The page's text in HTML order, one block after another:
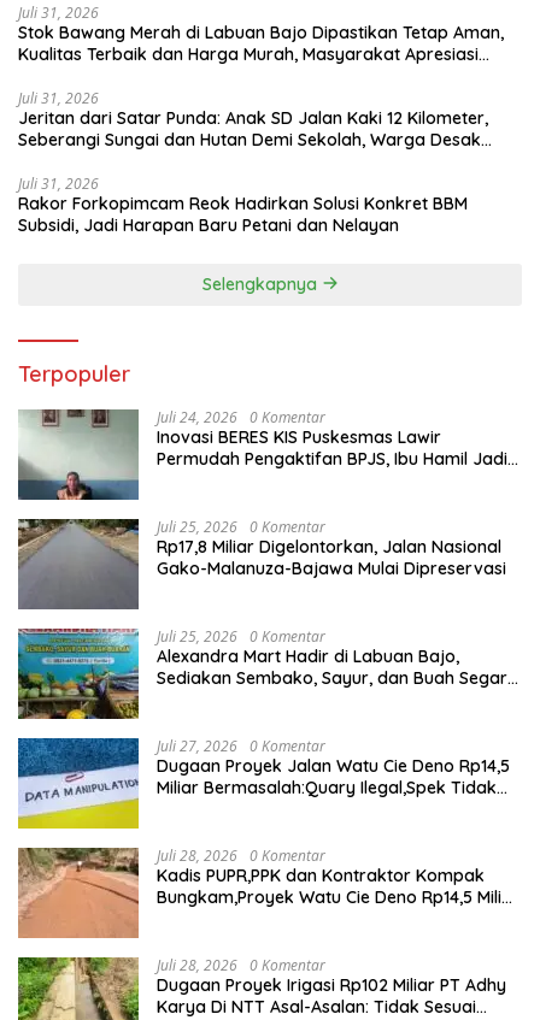
Juli 31, 2026
Stok Bawang Merah di Labuan Bajo Dipastikan Tetap Aman,
Kualitas Terbaik dan Harga Murah, Masyarakat Apresiasi
Juli 31, 2026
Jeritan dari Satar Punda: Anak SD Jalan Kaki 12 Kilometer,
Seberangi Sungai dan Hutan Demi Sekolah, Warga Desak
Juli 31, 2026
Rakor Forkopimcam Reok Hadirkan Solusi Konkret BBM
Subsidi, Jadi Harapan Baru Petani dan Nelayan
Selengkapnya
Terpopuler
Juli 24, 2026 0 Komentar
Inovasi BERES KIS Puskesmas Lawir
Permudah Pengaktifan BPJS, Ibu Hamil Jadi
Juli 25, 2026 0 Komentar
Rp17,8 Miliar Digelontorkan, Jalan Nasional
Gako-Malanuza-Bajawa Mulai Dipreservasi
Juli 25, 2026 0 Komentar
Alexandra Mart Hadir di Labuan Bajo,
Sediakan Sembako, Sayur, dan Buah Segar
Juli 27, 2026 0 Komentar
Dugaan Proyek Jalan Watu Cie Deno Rp14,5
Miliar Bermasalah:Quary Ilegal,Spek Tidak
Juli 28, 2026 0 Komentar
Kadis PUPR,PPK dan Kontraktor Kompak
Bungkam,Proyek Watu Cie Deno Rp14,5 Miliar
Juli 28, 2026 0 Komentar
Dugaan Proyek Irigasi Rp102 Miliar PT Adhy
Karya Di NTT Asal-Asalan: Tidak Sesuai